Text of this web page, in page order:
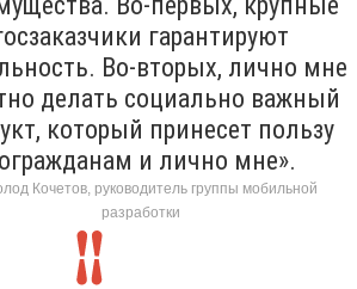
гарантируют
Во-вторых, лично мне
делать социально важный
который принесет пользу
и лично мне».
Кочетов, руководитель группы мобильной
разработки